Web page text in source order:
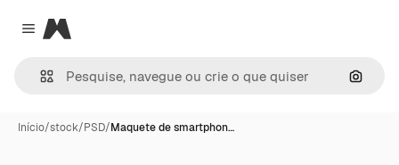
Close menu
Magnific
Início/stock/PSD/Maquete de smartphon…